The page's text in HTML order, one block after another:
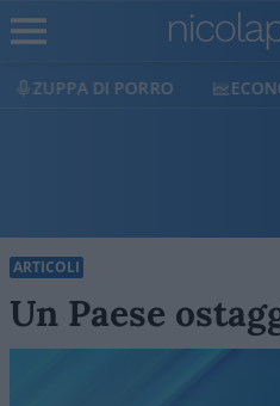
ECONOMIA LIBERILIBRI
ARTICOLI
Un Paese